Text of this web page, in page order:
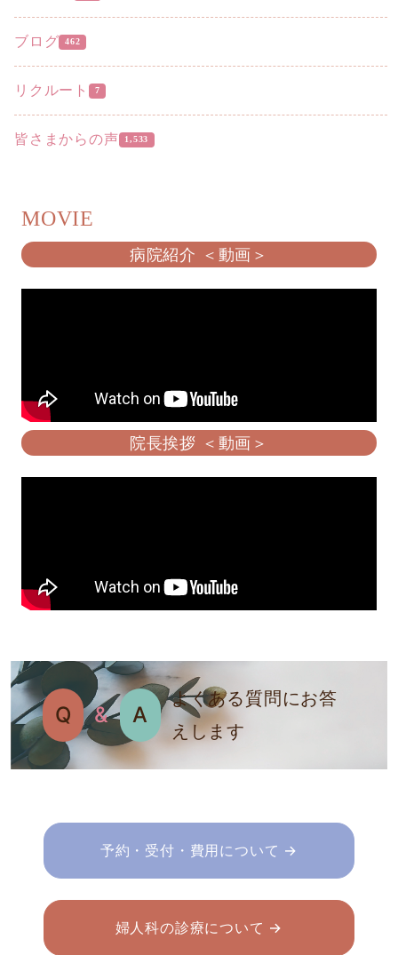
ブログ 462
リクルート 7
皆さまからの声 1,533
MOVIE
病院紹介 ＜動画＞
院長挨拶 ＜動画＞
Q & A
よくある質問にお答
えします
予約・受付・費用について →
婦人科の診療について →